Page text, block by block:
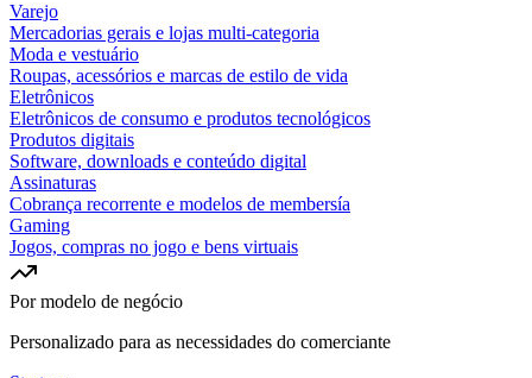
Varejo
Mercadorias gerais e lojas multi-categoria
Moda e vestuário
Roupas, acessórios e marcas de estilo de vida
Eletrônicos
Eletrônicos de consumo e produtos tecnológicos
Produtos digitais
Software, downloads e conteúdo digital
Assinaturas
Cobrança recorrente e modelos de membersía
Gaming
Jogos, compras no jogo e bens virtuais
Por modelo de negócio
Personalizado para as necessidades do comerciante